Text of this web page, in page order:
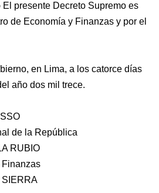
presente Decreto Supremo es
de Economía y Finanzas y por el
en Lima, a los catorce días
año dos mil trece.
de la República
RUBIO
Finanzas